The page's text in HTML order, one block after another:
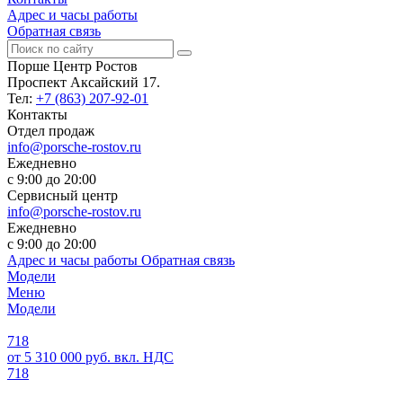
Адрес и часы работы
Обратная связь
Порше Центр Ростов
Проспект Аксайский 17.
Тел: +7 (863) 207-92-01
Контакты
Отдел продаж
info@porsche-rostov.ru
Ежедневно
с 9:00 до 20:00
Сервисный центр
info@porsche-rostov.ru
Ежедневно
с 9:00 до 20:00
Адрес и часы работы Обратная связь
Модели
Меню
Модели
718
от 5 310 000 руб. вкл. НДС
718